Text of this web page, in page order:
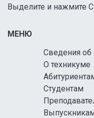
Выделите и нажмите
МЕНЮ
Сведения об
О техникуме
Студентам